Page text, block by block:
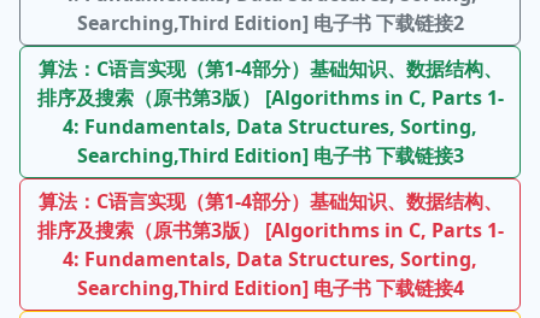
Searching,Third Edition] 电子书 下载链接2
算法：C语言实现（第1-4部分）基础知识、数据结构、
排序及搜索（原书第3版） [Algorithms in C, Parts 1-
4: Fundamentals, Data Structures, Sorting,
Searching,Third Edition] 电子书 下载链接3
算法：C语言实现（第1-4部分）基础知识、数据结构、
排序及搜索（原书第3版） [Algorithms in C, Parts 1-
4: Fundamentals, Data Structures, Sorting,
Searching,Third Edition] 电子书 下载链接4